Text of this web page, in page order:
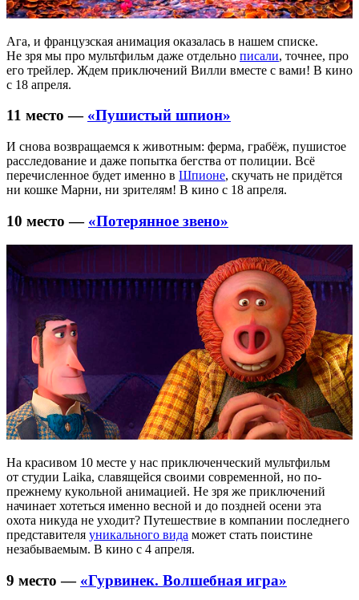
Ага, и французская анимация оказалась в нашем списке.
Не зря мы про мультфильм даже отдельно писали, точнее, про
его трейлер. Ждем приключений Вилли вместе с вами! В кино
с 18 апреля.
11 место — «Пушистый шпион»
И снова возвращаемся к животным: ферма, грабёж, пушистое
расследование и даже попытка бегства от полиции. Всё
перечисленное будет именно в Шпионе, скучать не придётся
ни кошке Марни, ни зрителям! В кино с 18 апреля.
10 место — «Потерянное звено»
На красивом 10 месте у нас приключенческий мультфильм
от студии Laika, славящейся своими современной, но по-
прежнему кукольной анимацией. Не зря же приключений
начинает хотеться именно весной и до поздней осени эта
охота никуда не уходит? Путешествие в компании последнего
представителя уникального вида может стать поистине
незабываемым. В кино с 4 апреля.
9 место — «Гурвинек. Волшебная игра»